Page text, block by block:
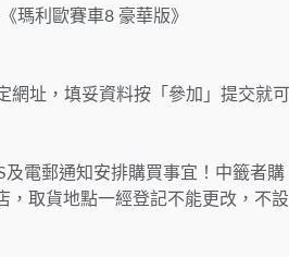
瑪利歐賽車8 豪華版》
址，填妥資料按「參加」提交就可
電郵通知安排購買事宜！中籤者購
，取貨地點一經登記不能更改，不設